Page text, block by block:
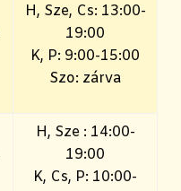
H, Sze, Cs: 13:00-
19:00
K, P: 9:00-15:00
Szo: zárva
H, Sze : 14:00-
19:00
K, Cs, P: 10:00-